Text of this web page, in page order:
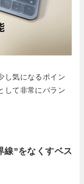
し気になるポイン
して非常にバラン
”をなくすベス